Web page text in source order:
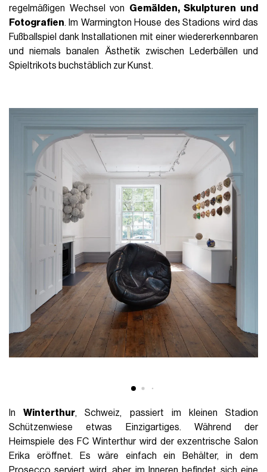
regelmäßigen Wechsel von Gemälden, Skulpturen und
Fotografien. Im Warmington House des Stadions wird das
Fußballspiel dank Installationen mit einer wiedererkennbaren
und niemals banalen Ästhetik zwischen Lederbällen und
Spieltrikots buchstäblich zur Kunst.
InWinterthur, Schweiz, passiert im kleinen Stadion
Schützenwiese etwas Einzigartiges. Während der
Heimspiele des FC Winterthur wird der exzentrische Salon
Erika eröffnet. Es wäre einfach ein Behälter, in dem